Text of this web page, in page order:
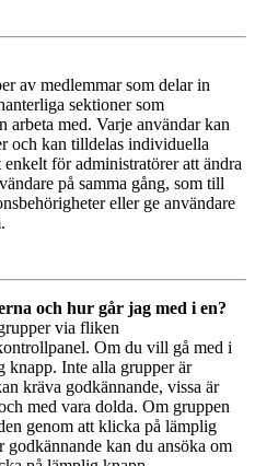
av medlemmar som delar in
sektioner som
arbeta med. Varje användar kan
och kan tilldelas individuella
för administratörer att ändra
på samma gång, som till
eller ge användare
och hur går jag med i en?
via fliken
Om du vill gå med i
knapp. Inte alla grupper är
kräva godkännande, vissa är
med vara dolda. Om gruppen
genom att klicka på lämplig
kan du ansöka om